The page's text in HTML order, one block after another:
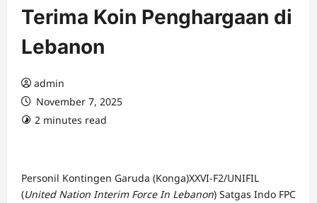
Terima Koin Penghargaan di
Lebanon
admin
November 7, 2025
2 minutes read
Personil Kontingen Garuda (Konga)XXVI-F2/UNIFIL
(United Nation Interim Force In Lebanon) Satgas Indo FPC